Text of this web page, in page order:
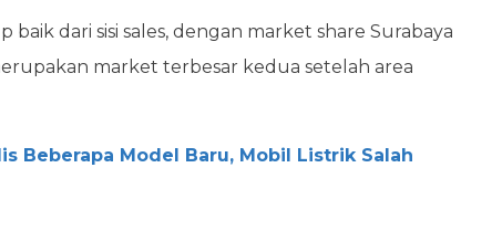
dari sisi sales, dengan market share Surabaya
market terbesar kedua setelah area
Beberapa Model Baru, Mobil Listrik Salah